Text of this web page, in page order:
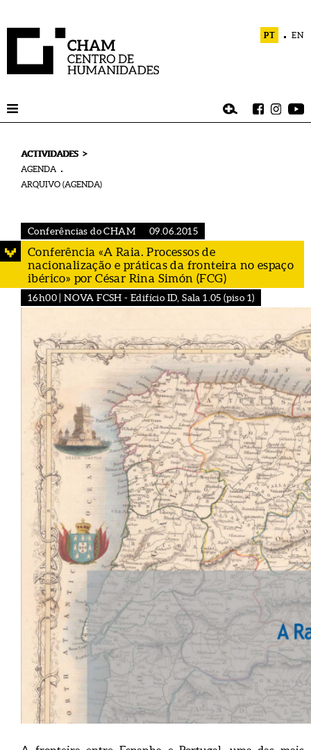
PT EN
ACTIVIDADES >
AGENDA
ARQUIVO (AGENDA)
Conferências do CHAM 09.06.2015
Conferência «A Raia. Processos de
nacionalização e práticas da fronteira no espaço
ibérico» por César Rina Simón (FCG)
16h00 | NOVA FCSH - Edifício ID, Sala 1.05 (piso 1)